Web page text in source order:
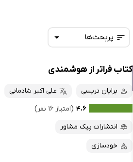
پربحث‌ها
تازه‌ها
داغ‌ترین‌ها
پربحث‌ها
ارزان ترین‌ها
کتاب فراتر از هوشمندی
برایان تریسی
علی اکبر شادمانی
۴.۶ (امتیاز ۱۶ نفر)
انتشارات پیک مشاور
خودسازی